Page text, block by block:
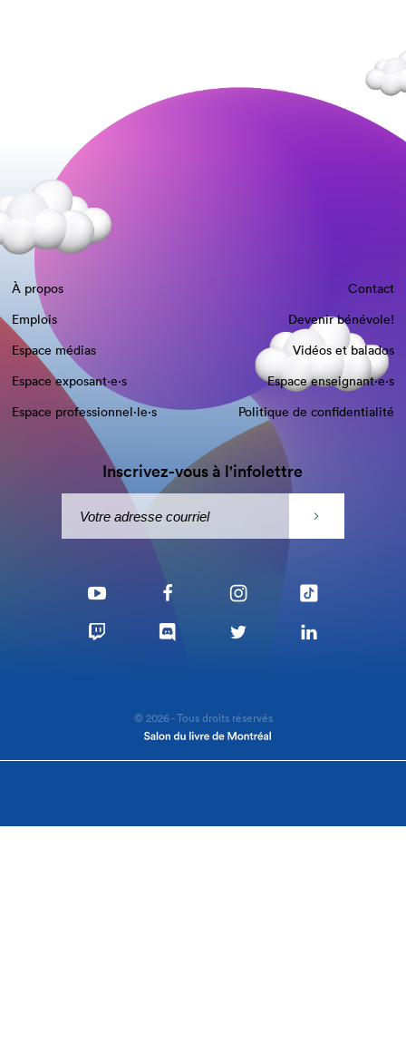
À propos
Contact
Emplois
Devenir bénévole!
Espace médias
Vidéos et balados
Espace exposant·e⋅s
Espace enseignant·e⋅s
Espace professionnel·le⋅s
Politique de confidentialité
Inscrivez-vous à l'infolettre
© 2026 - Tous droits réservés